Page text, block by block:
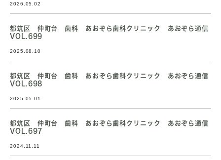
2026.05.02
都筑区 仲町台 歯科 あおぞら歯科クリニック あおぞら通信
VOL.699
2025.08.10
都筑区 仲町台 歯科 あおぞら歯科クリニック あおぞら通信
VOL.698
2025.05.01
都筑区 仲町台 歯科 あおぞら歯科クリニック あおぞら通信
VOL.697
2024.11.11